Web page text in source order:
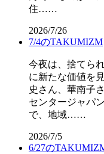
住……
2026/7/26
7/4のTAKUMIZM
今夜は、捨てら
に新たな価値を
史さん、華南子
センタージャパ
で、地域……
2026/7/5
6/27の